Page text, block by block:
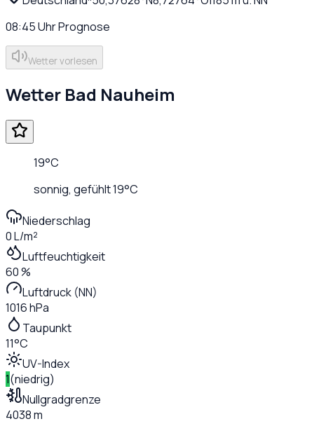
08:45UhrPrognose
Wetter vorlesen
Wetter Bad Nauheim
19°C
sonnig, gefühlt19°C
Niederschlag
0 L/m²
Luftfeuchtigkeit
60 %
Luftdruck (NN)
1016 hPa
Taupunkt
11°C
UV-Index
1(niedrig)
Nullgradgrenze
4038 m